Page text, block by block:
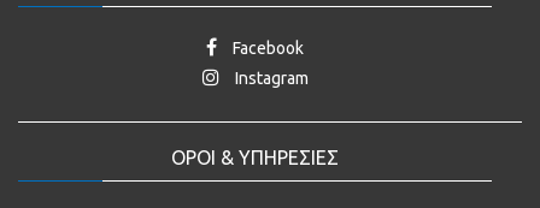
Facebook
Instagram
ΟΡΟΙ & ΥΠΗΡΕΣΙΕΣ